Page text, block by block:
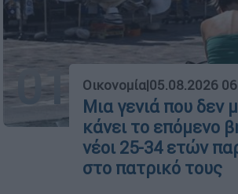
01 Οικονομία|05.08.2026
Μια γενιά που δεν
κάνει το επόμενο
νέοι 25-34 ετών
στο πατρικό τους